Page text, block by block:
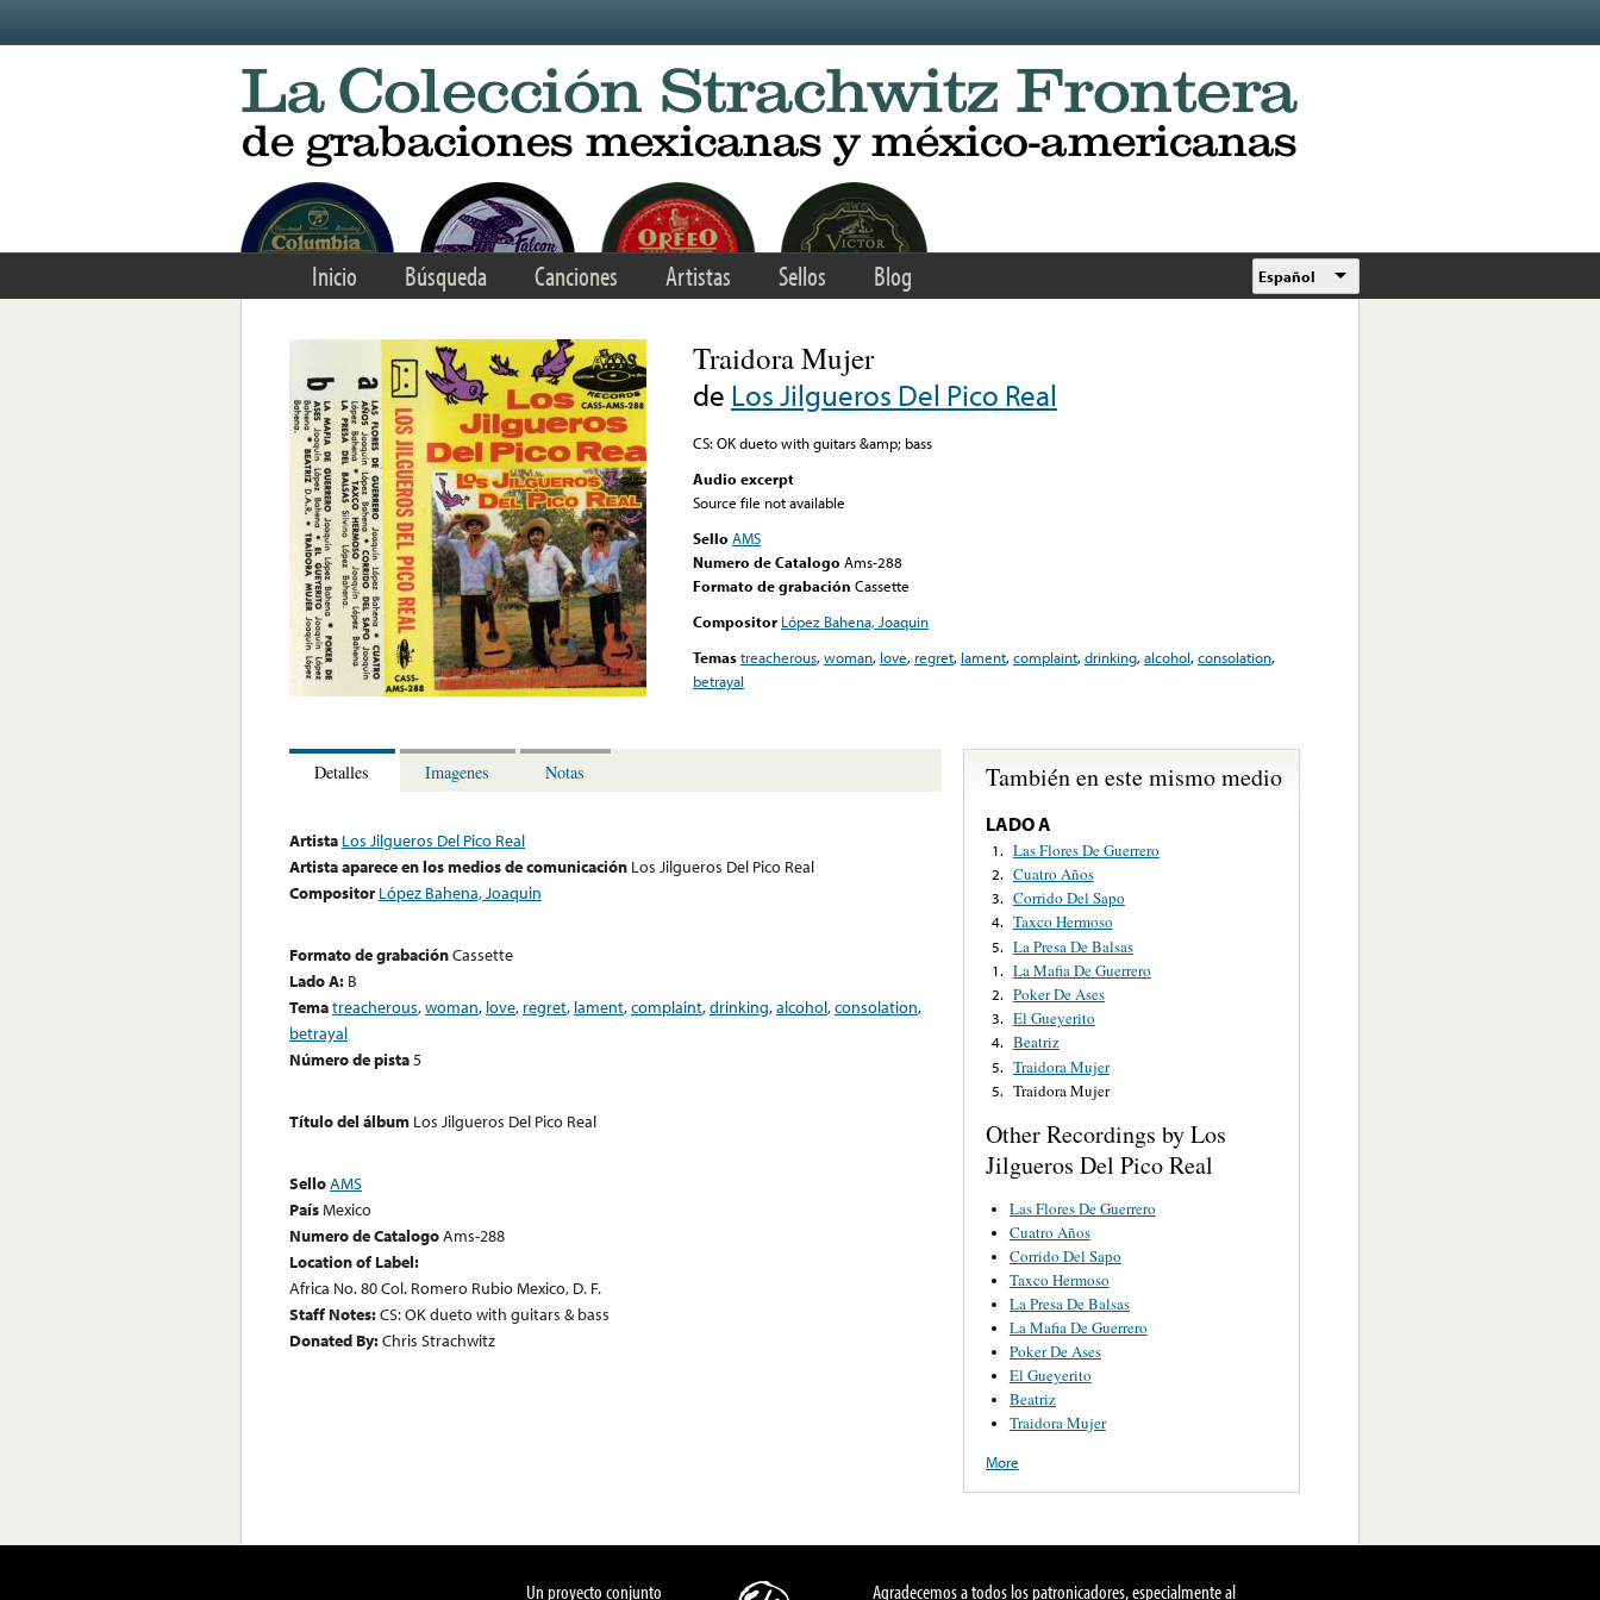
Inicio Búsqueda Canciones Artistas Sellos Blog Español
Traidora Mujer
de Los Jilgueros Del Pico Real
CS: OK dueto with guitars &amp; bass
Audio excerpt
Source file not available
Sello AMS
Numero de Catalogo Ams-288
Formato de grabación Cassette
Compositor López Bahena, Joaquin
Temastreacherous,woman, love, regret, lament,complaint,drinking,alcohol,consolation,
betrayal
Detalles Imagenes Notas
Artista Los Jilgueros Del Pico Real
Artista aparece en los medios de comunicación Los Jilgueros Del Pico Real
Compositor López Bahena, Joaquin
Formato de grabaciónCassette
Lado A: B
Tematreacherous,woman, love, regret, lament,complaint,drinking,alcohol,consolation,
betrayal
Número de pista5
Título del álbum Los Jilgueros Del Pico Real
SelloAMS
PaísMexico
Numero de CatalogoAms-288
Location of Label:
Africa No. 80 Col. Romero Rubio Mexico, D. F.
Staff Notes:CS: OK dueto with guitars & bass
Donated By:Chris Strachwitz
También en este mismo medio
LADO A
1. Las Flores De Guerrero
2. Cuatro Años
3. Corrido Del Sapo
4. Taxco Hermoso
5. La Presa De Balsas
1. La Mafia De Guerrero
2. Poker De Ases
3. El Gueyerito
4. Beatriz
5. Traidora Mujer
5. Traidora Mujer
Other Recordings by Los
Jilgueros Del Pico Real
Las Flores De Guerrero
Cuatro Años
Corrido Del Sapo
Taxco Hermoso
La Presa De Balsas
La Mafia De Guerrero
Poker De Ases
El Gueyerito
Beatriz
Traidora Mujer
More
Un proyecto conjunto Agradecemos a todos los patronicadores, especialmente al